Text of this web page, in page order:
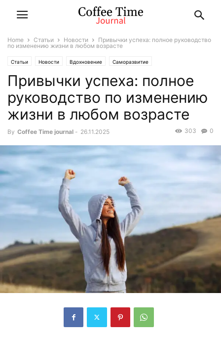
Home Статьи Новости
Привычки успеха: полное руководство
по изменению жизни в любом возрасте
Статьи Новости Вдохновение Саморазвитие
Привычки успеха: полное
руководство по изменению
жизни в любом возрасте
By Coffee Time journal - 26.11.2025 0
303